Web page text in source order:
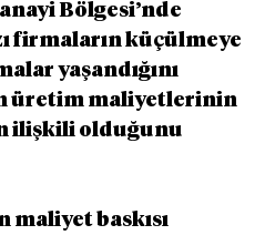
Bölgesi’nde
firmaların küçülmeye
yaşandığını
üretim maliyetlerinin
ilişkili olduğunu
baskısı